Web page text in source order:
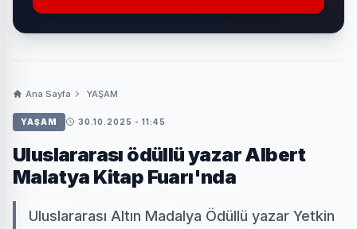
Ana Sayfa YAŞAM
YAŞAM 30.10.2025 - 11:45
Uluslararası ödüllü yazar Albert
Malatya Kitap Fuarı'nda
Uluslararası Altın Madalya Ödüllü yazar Yetkin